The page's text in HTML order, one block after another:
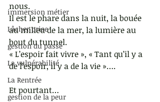
immersion métier
Lâcher prise
gestion du passé
La vulnérabilité
La Rentrée
gestion de la peur
nous.
Il est le phare dans la nuit, la bouée
au milieu de la mer, la lumière au
bout du tunnel.
« L’espoir fait vivre », « Tant qu’il y a
de l’espoir, il y a de la vie »….
Et pourtant…